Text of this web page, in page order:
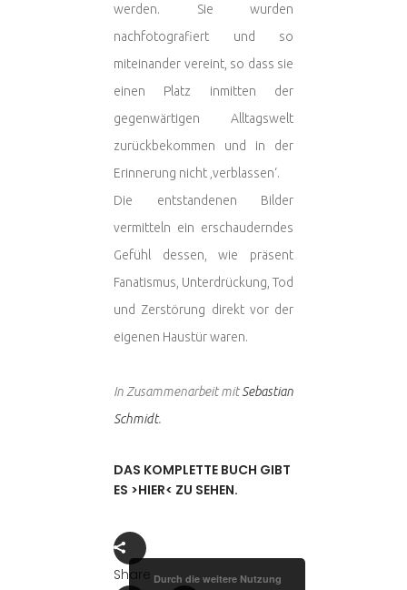
werden. Sie wurden
nachfotografiert und so
miteinander vereint, so dass sie
einen Platz inmitten der
gegenwärtigen Alltagswelt
zurückbekommen und in der
Erinnerung nicht ‚verblassen‘.
Die entstandenen Bilder
vermitteln ein erschauderndes
Gefühl dessen, wie präsent
Fanatismus, Unterdrückung, Tod
und Zerstörung direkt vor der
eigenen Haustür waren.
In Zusammenarbeit mitSebastian
Schmidt.
DAS KOMPLETTE BUCH GIBT
ES >HIER< ZU SEHEN.
Share Durch die weitere Nutzung